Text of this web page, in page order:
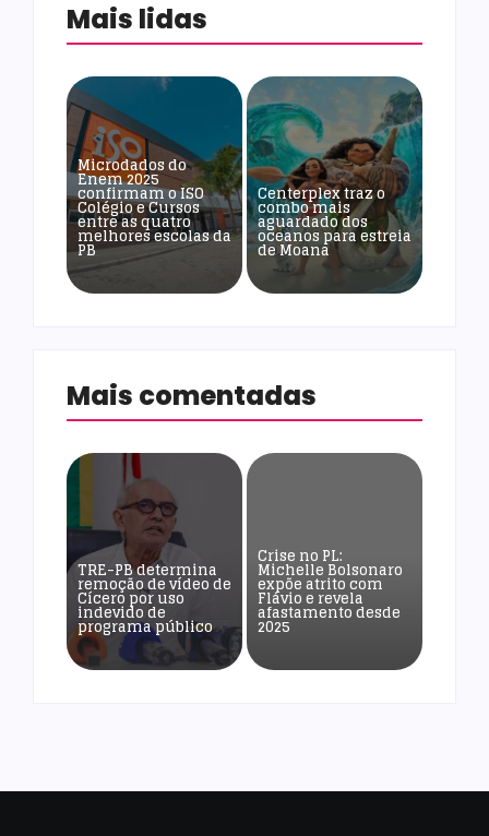
Mais lidas
Microdados do
Enem 2025
confirmam o ISO
Colégio e Cursos
entre as quatro
melhores escolas da
PB
Centerplex traz o
combo mais
aguardado dos
oceanos para estreia
de Moana
Mais comentadas
TRE-PB determina
remoção de vídeo de
Cícero por uso
indevido de
programa público
Crise no PL:
Michelle Bolsonaro
expõe atrito com
Flávio e revela
afastamento desde
2025